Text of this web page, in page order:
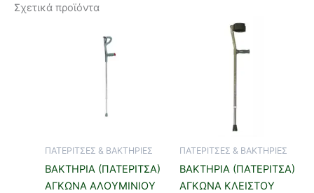
Σχετικά προϊόντα
ΠΑΤΕΡΙΤΣΕΣ & ΒΑΚΤΗΡΙΕΣ
ΒΑΚΤΗΡΙΑ (ΠΑΤΕΡΙΤΣΑ)
ΑΓΚΩΝΑ ΑΛΟΥΜΙΝΙΟΥ
ΠΑΤΕΡΙΤΣΕΣ & ΒΑΚΤΗΡΙΕΣ
ΒΑΚΤΗΡΙΑ (ΠΑΤΕΡΙΤΣΑ)
ΑΓΚΩΝΑ ΚΛΕΙΣΤΟΥ